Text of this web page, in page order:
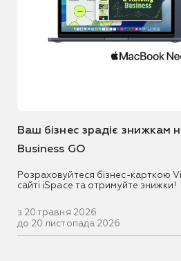
Ваш бізнес зрадіє знижкам
Business GO
Розраховуйтеся бізнес-карткою
сайті iSpace та отримуйте знижки!
з 20 травня 2026
до 20 листопада 2026